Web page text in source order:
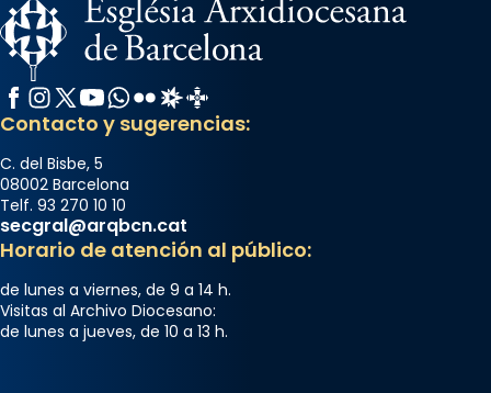
Facebook
Instagram
X / Twitter
YouTube
WhatsApp
FlickrRadio Estel
Catalunya Cristiana
Contacto y sugerencias:
C. del Bisbe, 5
08002 Barcelona
Telf. 93 270 10 10
secgral@arqbcn.cat
Horario de atención al público:
de lunes a viernes, de 9 a 14 h.
Visitas al Archivo Diocesano:
de lunes a jueves, de 10 a 13 h.